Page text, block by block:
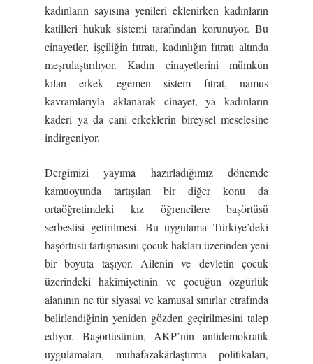
kadınların sayısına yenileri eklenirken kadınların
katilleri hukuk sistemi tarafından korunuyor. Bu
cinayetler, işçiliğin fıtratı, kadınlığın fıtratı altında
meşrulaştırılıyor. Kadın cinayetlerini mümkün
kılan erkek egemen sistem fıtrat, namus
kavramlarıyla aklanarak cinayet, ya kadınların
kaderi ya da cani erkeklerin bireysel meselesine
indirgeniyor.
Dergimizi yayıma hazırladığımız dönemde
kamuoyunda tartışılan bir diğer konu da
ortaöğretimdeki kız öğrencilere başörtüsü
serbestisi getirilmesi. Bu uygulama Türkiye’deki
başörtüsü tartışmasını çocuk hakları üzerinden yeni
bir boyuta taşıyor. Ailenin ve devletin çocuk
üzerindeki hakimiyetinin ve çocuğun özgürlük
alanının ne tür siyasal ve kamusal sınırlar etrafında
belirlendiğinin yeniden gözden geçirilmesini talep
ediyor. Başörtüsünün, AKP’nin antidemokratik
uygulamaları, muhafazakârlaştırma politikaları,